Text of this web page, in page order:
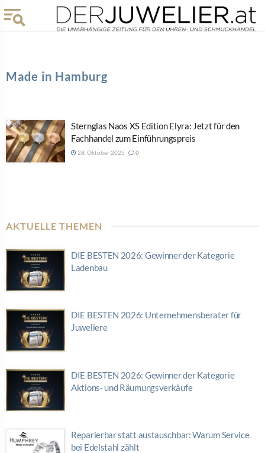
Made in Hamburg
Sternglas Naos XS Edition Elyra: Jetzt für den
Fachhandel zum Einführungspreis
28. Oktober 2025 0
AKTUELLE THEMEN
DIE BESTEN 2026: Gewinner der Kategorie
Ladenbau
DIE BESTEN 2026: Unternehmensberater für
Juweliere
DIE BESTEN 2026: Gewinner der Kategorie
Aktions- und Räumungsverkäufe
Reparierbar statt austauschbar: Warum Service
bei Edelstahl zählt